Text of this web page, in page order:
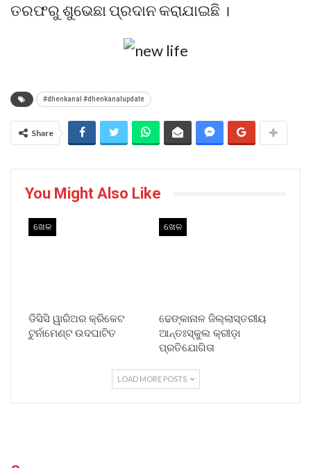
ତରଫରୁ ଶୁଭେଛା ପ୍ରଦାନ କରାଯାଇଛି ।
#dhenkanal #dhenkanalupdate
Share
You Might Also Like
ଖେଳ
ଡିସିସି ୱାରିଅର କ୍ରିକେଟ
ଟୁର୍ନାମେଣ୍ଟ ଉଦଘାଟିତ
ଖେଳ
ଢେଙ୍କାନାଳ ଜିଲ୍ଲାସ୍ତରୀୟ
ଆନ୍ତଃସ୍କୁଲ କ୍ରୀଡ଼ା
ପ୍ରତିଯୋଗିତା
LOAD MORE POSTS